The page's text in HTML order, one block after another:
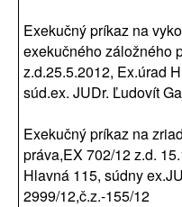
Exekučný príkaz na
exekučného záložného
z.d.25.5.2012, Ex.úrad
súd.ex. JUDr. Ľudovít
Exekučný príkaz na
práva,EX 702/12 z.d.
Hlavná 115, súdny
2999/12,č.z.-155/12